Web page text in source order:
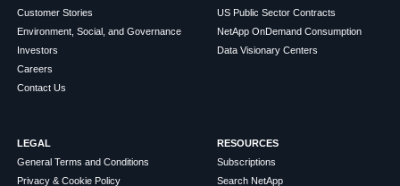
Customer Stories
Environment, Social, and Governance
Investors
Careers
Contact Us
US Public Sector Contracts
NetApp OnDemand Consumption
Data Visionary Centers
LEGAL
General Terms and Conditions
Privacy & Cookie Policy
RESOURCES
Subscriptions
Search NetApp